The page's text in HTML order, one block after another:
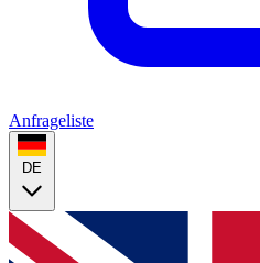
Anfrageliste